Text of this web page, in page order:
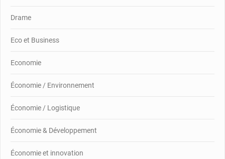
Drame
Eco et Business
Economie
Économie / Environnement
Économie / Logistique
Économie & Développement
Économie et innovation